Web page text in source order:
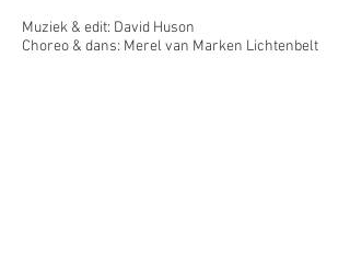
Muziek & edit: David Huson
Choreo & dans: Merel van Marken Lichtenbelt